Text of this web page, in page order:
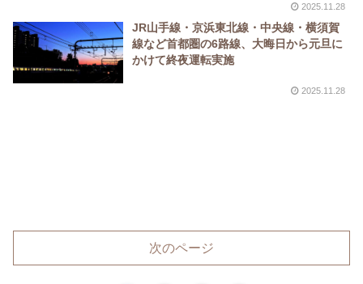
2025.11.28
JR山手線・京浜東北線・中央線・横須賀
線など首都圏の6路線、大晦日から元旦に
かけて終夜運転実施
2025.11.28
次のページ